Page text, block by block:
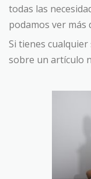
todas las
podamos ver más
Si tienes
sobre un artículo